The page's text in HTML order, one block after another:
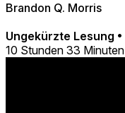
Brandon Q. Morris
Ungekürzte Lesung •
10 Stunden 33 Minuten